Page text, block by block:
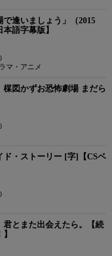
逢いましょう」（2015
語字幕版】
マ・アニメ
楳図かずお恐怖劇場 まだら
ド・ストーリー [字]【CSベ
君とまた出会えたら。【続